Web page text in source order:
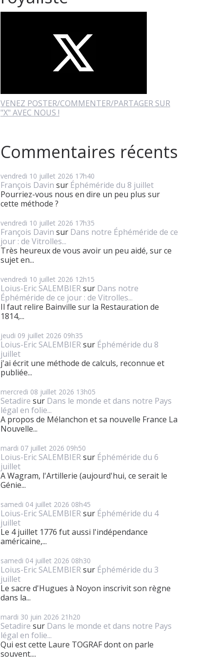
VENEZ POSTER/COMMENTER/PARTAGER SUR
"X" AVEC NOUS !
Commentaires récents
vendredi 10 juillet 2026 17h40
François Davin sur Éphéméride du 8 juillet
Pourriez-vous nous en dire un peu plus sur
cette méthode ?
vendredi 10 juillet 2026 17h35
François Davin sur Dans notre Éphéméride de ce
jour : de Vitrolles...
Très heureux de vous avoir un peu aidé, sur ce
sujet en...
vendredi 10 juillet 2026 12h15
Loius-Eric SALEMBIERsur Dans notre
Éphéméride de ce jour : de Vitrolles...
Il faut relire Bainville sur la Restauration de
1814,...
jeudi 09 juillet 2026 09h35
Loius-Eric SALEMBIERsur Éphéméride du 8
juillet
j'ai écrit une méthode de calculs, reconnue et
publiée...
mercredi 08 juillet 2026 13h05
Setadire sur Dans le monde et dans notre Pays
légal en folie...
A propos de Mélanchon et sa nouvelle France La
Nouvelle...
mardi 07 juillet 2026 09h50
Loius-Eric SALEMBIERsur Éphéméride du 6
juillet
A Wagram, l'Artillerie (aujourd'hui, ce serait le
Génie...
samedi 04 juillet 2026 08h45
Loius-Eric SALEMBIERsur Éphéméride du 4
juillet
Le 4 juillet 1776 fut aussi l'indépendance
américaine,...
samedi 04 juillet 2026 08h30
Loius-Eric SALEMBIERsur Éphéméride du 3
juillet
Le sacre d'Hugues à Noyon inscrivit son règne
dans la...
mardi 30 juin 2026 21h20
Setadire sur Dans le monde et dans notre Pays
légal en folie...
Qui est cette Laure TOGRAF dont on parle
souvent....